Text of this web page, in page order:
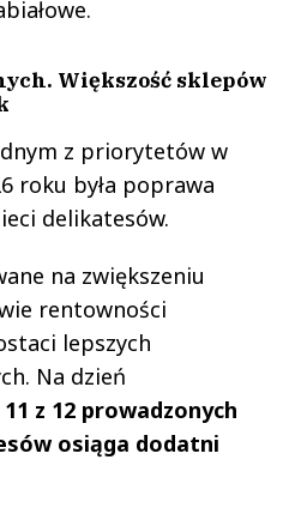
Większość sklepów
z priorytetów w
roku była poprawa
delikatesów.
na zwiększeniu
rentowności
lepszych
Na dzień
11 z 12 prowadzonych
osiąga dodatni